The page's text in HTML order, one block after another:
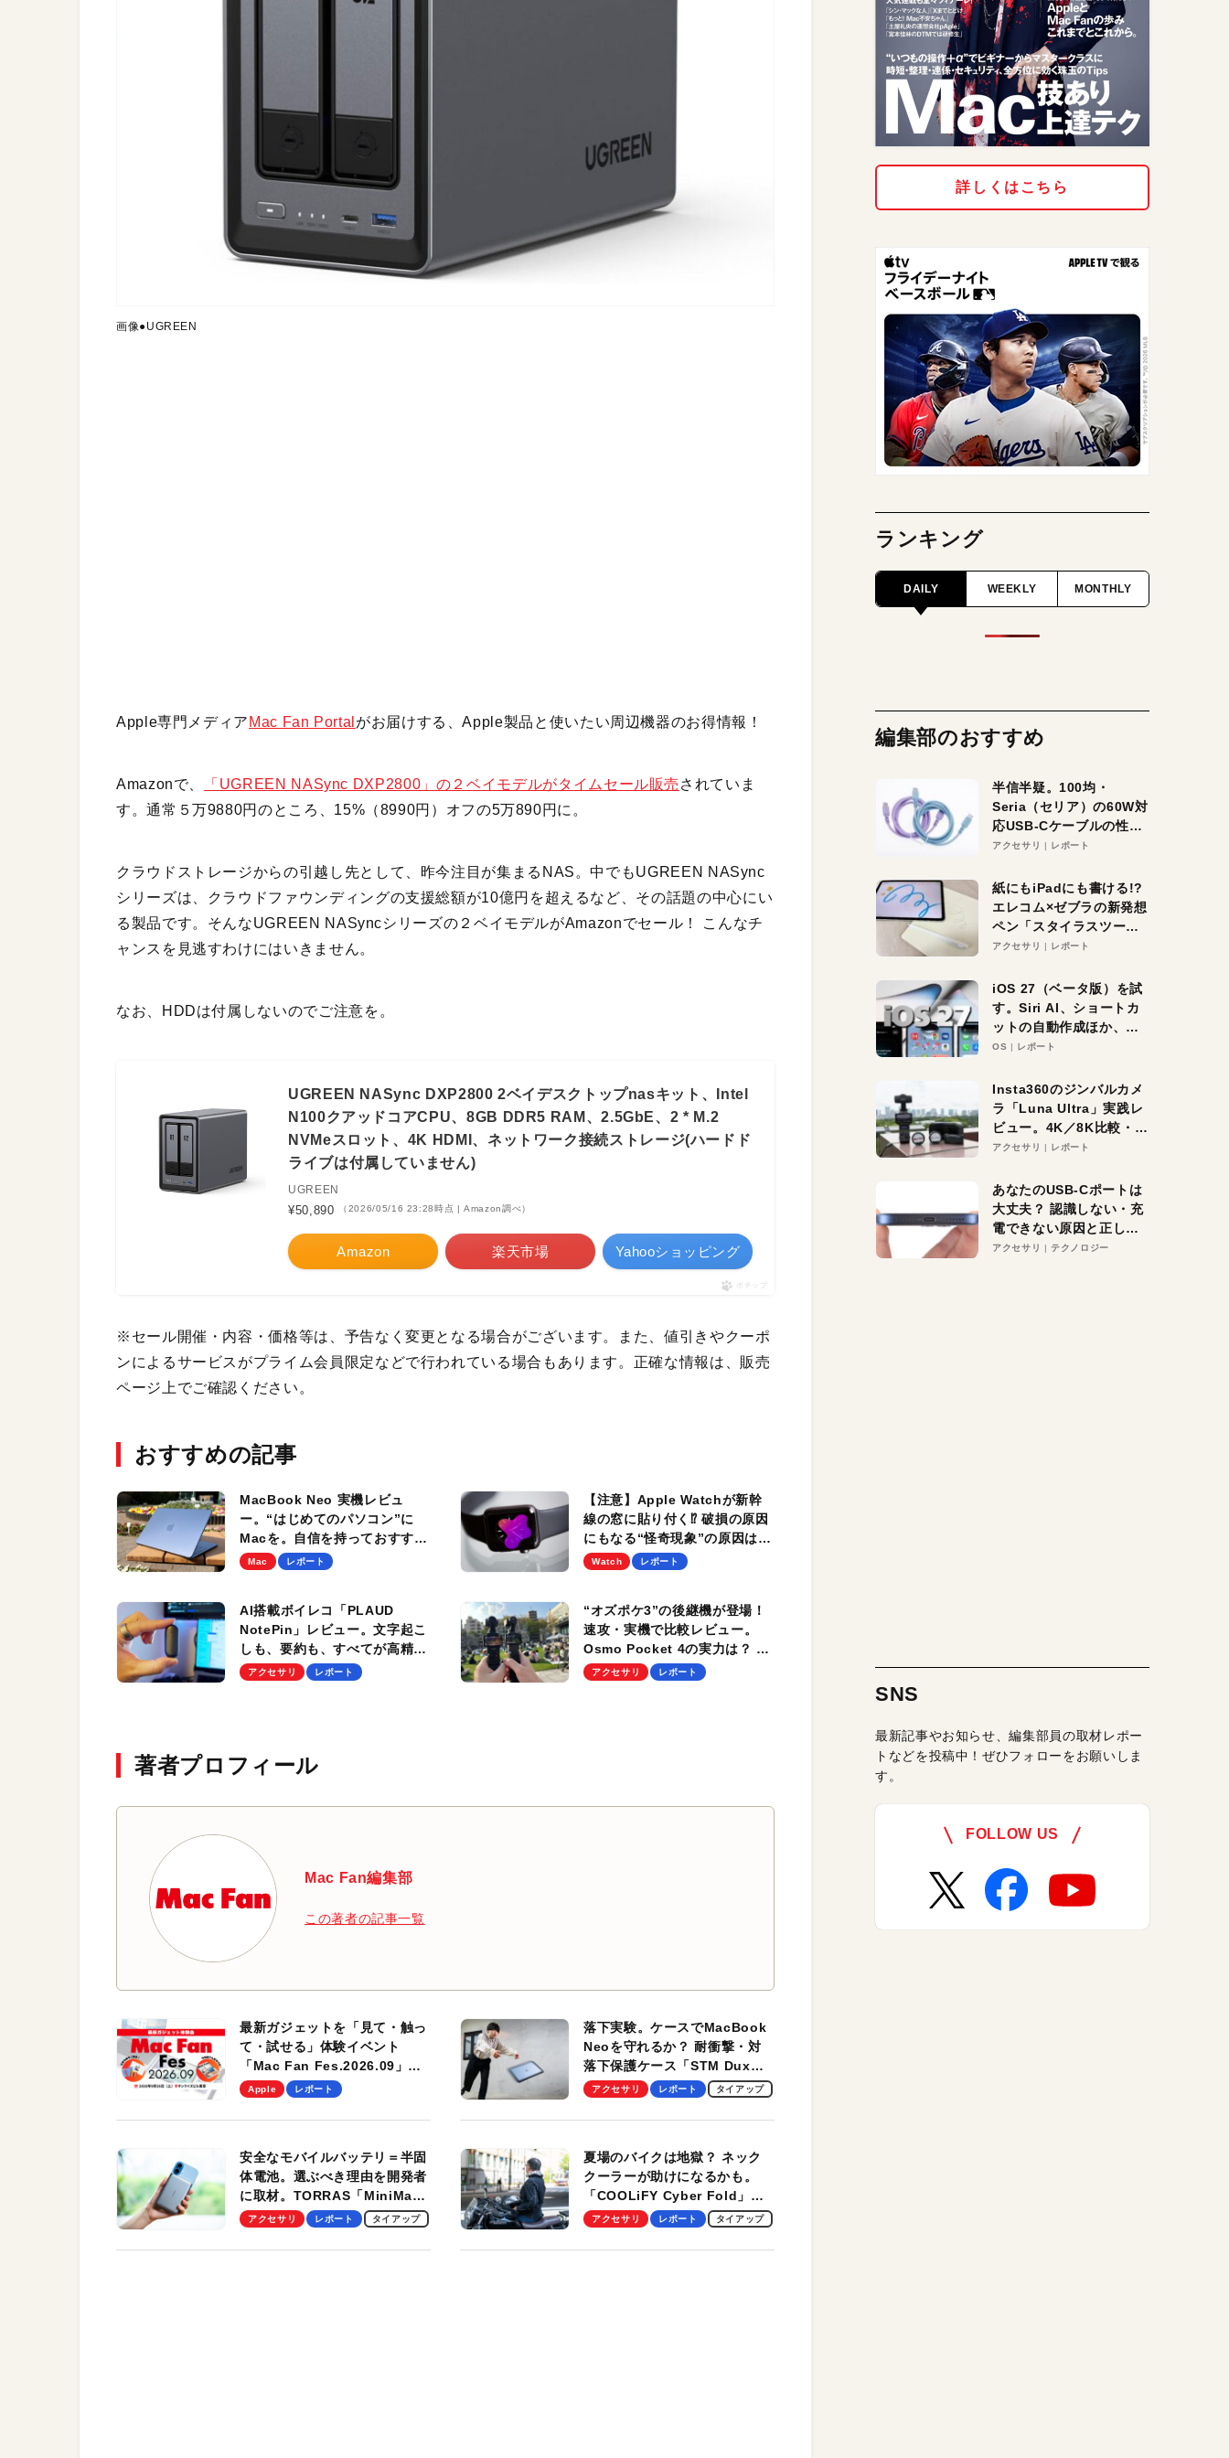
画像●UGREEN
Apple専門メディア Mac Fan Portal がお届けする、Apple製品と使いたい周辺機器のお得情報！
Amazonで、 「UGREEN NASync DXP2800」の２ベイモデルがタイムセール販売 されていま
す。通常５万9880円のところ、15%（8990円）オフの5万890円に。
クラウドストレージからの引越し先として、昨今注目が集まるNAS。中でもUGREEN NASync
シリーズは、クラウドファウンディングの支援総額が10億円を超えるなど、その話題の中心にい
る製品です。そんなUGREEN NASyncシリーズの２ベイモデルがAmazonでセール！ こんなチ
ャンスを見逃すわけにはいきません。
なお、HDDは付属しないのでご注意を。
UGREEN NASync DXP2800 2ベイデスクトップnasキット、Intel
N100クアッドコアCPU、8GB DDR5 RAM、2.5GbE、2 * M.2
NVMeスロット、4K HDMI、ネットワーク接続ストレージ(ハードド
ライブは付属していません)
UGREEN
¥50,890 （2026/05/16 23:28時点 | Amazon調べ）
Amazon 楽天市場 Yahooショッピング
ポチップ
※セール開催・内容・価格等は、予告なく変更となる場合がございます。また、値引きやクーポ
ンによるサービスがプライム会員限定などで行われている場合もあります。正確な情報は、販売
ページ上でご確認ください。
おすすめの記事
MacBook Neo 実機レビュ
ー。“はじめてのパソコン”に
Macを。自信を持っておすすめ
できる新たな選択肢。AI性能、
Mac レポート
【注意】Apple Watchが新幹
線の窓に貼り付く⁉︎ 破損の原因
にもなる“怪奇現象”の原因は？
Appleも解決策を案内中
Watch レポート
AI搭載ボイレコ「PLAUD
NotePin」レビュー。文字起こ
しも、要約も、すべてが高精
度。ウェアラブルってありそう
アクセサリ レポート
“オズポケ3”の後継機が登場！
速攻・実機で比較レビュー。
Osmo Pocket 4の実力は？ ロ
スレスズーム、ストレージ内
アクセサリ レポート
著者プロフィール
Mac Fan編集部
この著者の記事一覧
最新ガジェットを「見て・触っ
て・試せる」体験イベント
「Mac Fan Fes.2026.09」
を、9月26日（土）に開催しま
Apple レポート
落下実験。ケースでMacBook
Neoを守れるか？ 耐衝撃・対
落下保護ケース「STM Dux
Ultra」を検証。学生、ビジネ
適！
アクセサリ レポート タイアップ
安全なモバイルバッテリ＝半固
体電池。選ぶべき理由を開発者
に取材。TORRAS「MiniMag
Pro」の実機レビューも
アクセサリ レポート タイアップ
夏場のバイクは地獄？ ネック
クーラーが助けになるかも。
「COOLiFY Cyber Fold」レ
ビュー。冷却の速さ、密着する
性がグッド！
アクセサリ レポート タイアップ
詳しくはこちら
ランキング
DAILY WEEKLY MONTHLY
編集部のおすすめ
半信半疑。100均・
Seria（セリア）の60W対
応USB-Cケーブルの性能
を検証。超コスパの1本を
アクセサリ レポート
紙にもiPadにも書ける!?
エレコム×ゼブラの新発想
ペン「スタイラスツーウ
ェイ」レビュー。持ち替
アクセサリ レポート
iOS 27（ベータ版）を試
す。Siri AI、ショートカ
ットの自動作成ほか、期
待大の便利機能5選。
る未来はすぐそこ！
OS レポート
Insta360のジンバルカメ
ラ「Luna Ultra」実践レ
ビュー。4K／8K比較・ズ
ーム・夜間撮影をチェッ
アクセサリ レポート
あなたのUSB-Cポートは
大丈夫？ 認識しない・充
電できない原因と正しい
対策
アクセサリ テクノロジー
SNS
最新記事やお知らせ、編集部員の取材レポー
トなどを投稿中！ぜひフォローをお願いしま
す。
FOLLOW US